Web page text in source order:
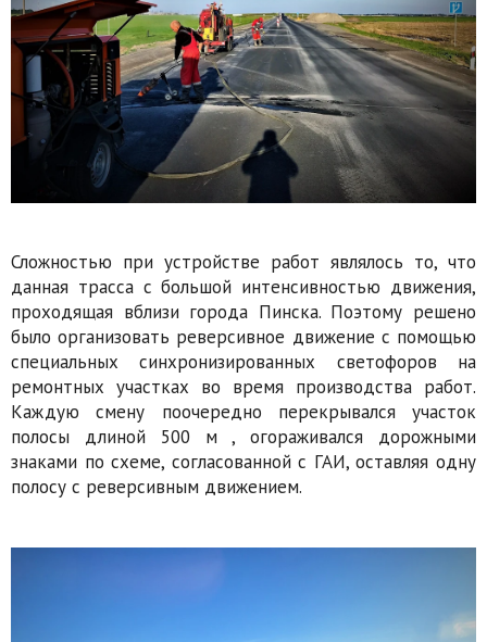
Сложностью при устройстве работ являлось то, что
данная трасса с большой интенсивностью движения,
проходящая вблизи города Пинска. Поэтому решено
было организовать реверсивное движение с помощью
специальных синхронизированных светофоров на
ремонтных участках во время производства работ.
Каждую смену поочередно перекрывался участок
полосы длиной 500 м , огораживался дорожными
знаками по схеме, согласованной с ГАИ, оставляя одну
полосу с реверсивным движением.